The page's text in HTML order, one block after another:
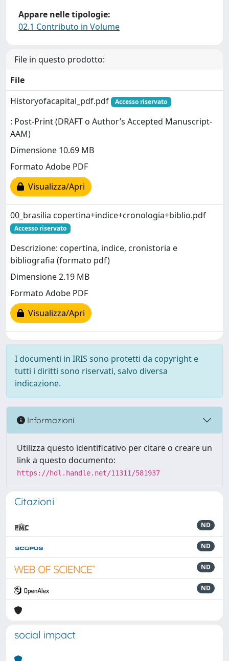
Appare nelle tipologie:
02.1 Contributo in Volume
File in questo prodotto:
File
Historyofacapital_pdf.pdf
Accesso riservato
: Post-Print (DRAFT o Author’s Accepted Manuscript-
AAM)
Dimensione 10.69 MB
Formato Adobe PDF
Visualizza/Apri
00_brasilia copertina+indice+cronologia+biblio.pdf
Accesso riservato
Descrizione: copertina, indice, cronistoria e
bibliografia (formato pdf)
Dimensione 2.19 MB
Formato Adobe PDF
Visualizza/Apri
I documenti in IRIS sono protetti da copyright e
tutti i diritti sono riservati, salvo diversa
indicazione.
Informazioni
Utilizza questo identificativo per citare o creare un
link a questo documento:
https://hdl.handle.net/11311/581937
Citazioni
ND
ND
ND
ND
social impact